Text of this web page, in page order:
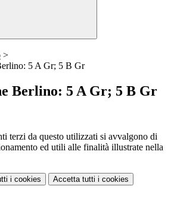
>
5 A Gr; 5 B Gr
Berlino: 5 A Gr; 5 B Gr
terzi da questo utilizzati si avvalgono di
ed utili alle finalità illustrate nella
i cookies Accetta tutti i cookies